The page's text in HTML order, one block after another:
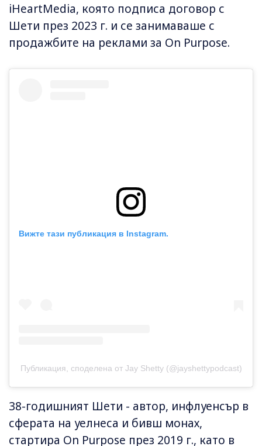
iHeartMedia, която подписа договор с
Шети през 2023 г. и се занимаваше с
продажбите на реклами за On Purpose.
Вижте тази публикация в Instagram.
Публикация, споделена от Jay Shetty (@jayshettypodcast)
38-годишният Шети - автор, инфлуенсър в
сферата на уелнеса и бивш монах,
стартира On Purpose през 2019 г., като в